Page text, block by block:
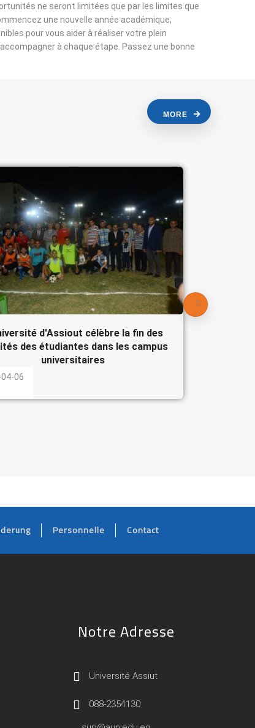
ne seront limitées que par les limites que
une nouvelle année académique,
pour vous aider à réaliser votre plein
à chaque étape. Passez une bonne
MORE
d'Assiout célèbre la fin des
des étudiantes dans les campus
universitaires
06
Personnelle Contact
Notre Adresse
Université Assiut
088-2354130